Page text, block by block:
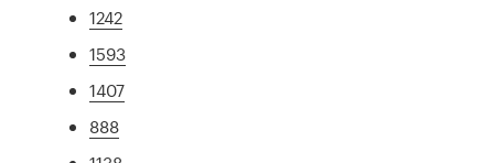
1242
1593
1407
888